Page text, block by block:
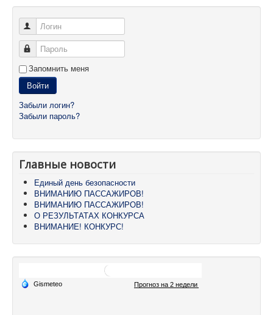
Логин
Пароль
Запомнить меня
Войти
Забыли логин?
Забыли пароль?
Главные новости
Единый день безопасности
ВНИМАНИЮ ПАССАЖИРОВ!
ВНИМАНИЮ ПАССАЖИРОВ!
О РЕЗУЛЬТАТАХ КОНКУРСА
ВНИМАНИЕ! КОНКУРС!